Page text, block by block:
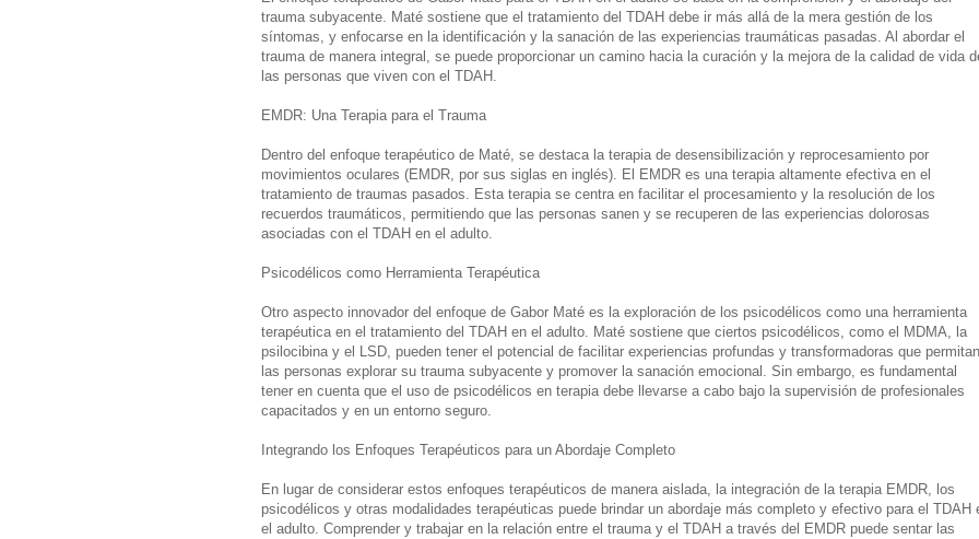
trauma subyacente. Maté sostiene que el tratamiento del TDAH debe ir más allá de la mera gestión de los
síntomas, y enfocarse en la identificación y la sanación de las experiencias traumáticas pasadas. Al abordar el
trauma de manera integral, se puede proporcionar un camino hacia la curación y la mejora de la calidad de vida
las personas que viven con el TDAH.
EMDR: Una Terapia para el Trauma
Dentro del enfoque terapéutico de Maté, se destaca la terapia de desensibilización y reprocesamiento por
movimientos oculares (EMDR, por sus siglas en inglés). El EMDR es una terapia altamente efectiva en el
tratamiento de traumas pasados. Esta terapia se centra en facilitar el procesamiento y la resolución de los
recuerdos traumáticos, permitiendo que las personas sanen y se recuperen de las experiencias dolorosas
asociadas con el TDAH en el adulto.
Psicodélicos como Herramienta Terapéutica
Otro aspecto innovador del enfoque de Gabor Maté es la exploración de los psicodélicos como una herramienta
terapéutica en el tratamiento del TDAH en el adulto. Maté sostiene que ciertos psicodélicos, como el MDMA, la
psilocibina y el LSD, pueden tener el potencial de facilitar experiencias profundas y transformadoras que
las personas explorar su trauma subyacente y promover la sanación emocional. Sin embargo, es fundamental
tener en cuenta que el uso de psicodélicos en terapia debe llevarse a cabo bajo la supervisión de profesionales
capacitados y en un entorno seguro.
Integrando los Enfoques Terapéuticos para un Abordaje Completo
En lugar de considerar estos enfoques terapéuticos de manera aislada, la integración de la terapia EMDR, los
psicodélicos y otras modalidades terapéuticas puede brindar un abordaje más completo y efectivo para el TDAH
el adulto. Comprender y trabajar en la relación entre el trauma y el TDAH a través del EMDR puede sentar las